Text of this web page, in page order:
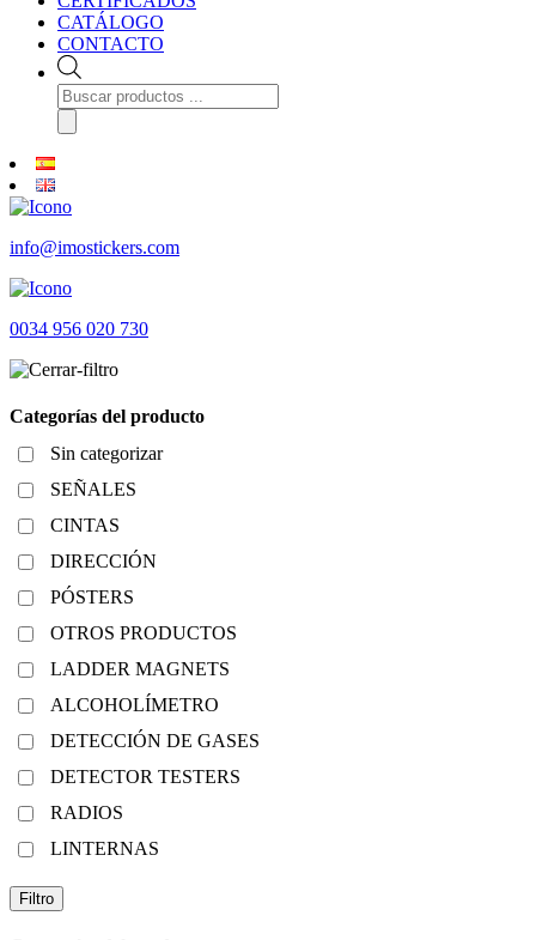
CATÁLOGO
CONTACTO
Búsqueda
de
productos
info@imostickers.com
0034 956 020 730
Categorías del producto
Sin categorizar
SEÑALES
CINTAS
DIRECCIÓN
PÓSTERS
OTROS PRODUCTOS
LADDER MAGNETS
ALCOHOLÍMETRO
DETECCIÓN DE GASES
DETECTOR TESTERS
RADIOS
LINTERNAS
Filtro